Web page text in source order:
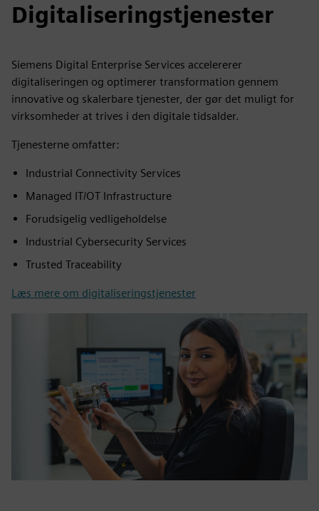
Digitaliseringstjenester
Siemens Digital Enterprise Services accelererer
digitaliseringen og optimerer transformation gennem
innovative og skalerbare tjenester, der gør det muligt for
virksomheder at trives i den digitale tidsalder.
Tjenesterne omfatter:
Industrial Connectivity Services
Managed IT/OT Infrastructure
Forudsigelig vedligeholdelse
Industrial Cybersecurity Services
Trusted Traceability
Læs mere om digitaliseringstjenester